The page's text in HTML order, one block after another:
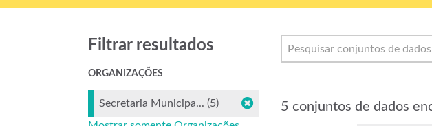
5 conjuntos de dados
Filtrar resultados
ORGANIZAÇÕES
Secretaria Municipa... (5)